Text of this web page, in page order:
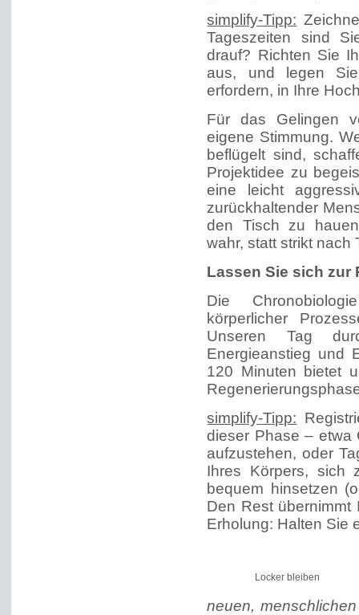
simplify-Tipp:
Tageszeiten sind
drauf? Richten Sie
aus, und legen
erfordern, in Ihre
Für das Gelingen
eigene Stimmung.
beflügelt sind,
Projektidee zu
eine leicht
zurückhaltender
den Tisch zu
wahr, statt strikt nach
Lassen Sie sich zur
Die
körperlicher
Unseren Tag
Energieanstieg und
120 Minuten bietet
simplify-Tipp:
dieser Phase – etwa
aufzustehen, oder
Ihres Körpers, sich
bequem hinsetzen
Den Rest übernimmt
Erholung: Halten Sie
Locker bleiben
neuen,